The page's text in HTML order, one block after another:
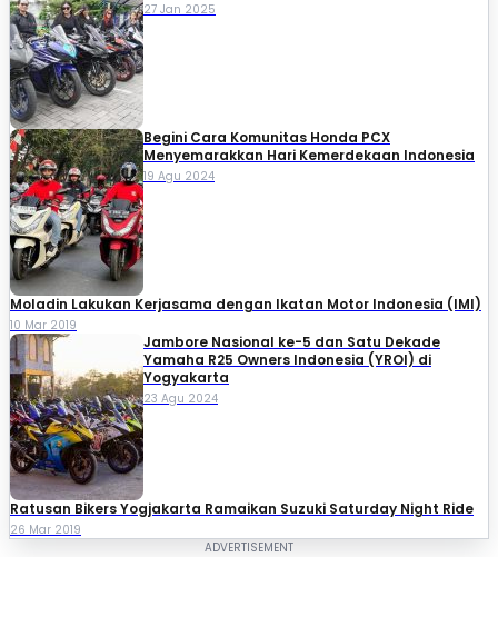
27 Jan 2025
Begini Cara Komunitas Honda PCX
Menyemarakkan Hari Kemerdekaan Indonesia
19 Agu 2024
Moladin Lakukan Kerjasama dengan Ikatan Motor Indonesia (IMI)
10 Mar 2019
Jambore Nasional ke-5 dan Satu Dekade
Yamaha R25 Owners Indonesia (YROI) di
Yogyakarta
23 Agu 2024
Ratusan Bikers Yogjakarta Ramaikan Suzuki Saturday Night Ride
26 Mar 2019